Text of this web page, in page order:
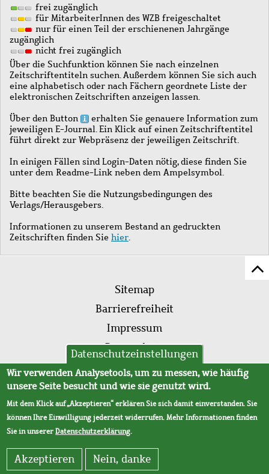
frei zugänglich
für MitarbeiterInnen des WZB freigeschaltet
nur für einen Teil der erschienenen Jahrgänge
zugänglich
nicht frei zugänglich
Über die Suchfunktion können Sie nach einzelnen
Zeitschriftentiteln suchen. Außerdem können Sie sich auch
eine alphabetisch oder nach Fächern geordnete Liste der
elektronischen Zeitschriften anzeigen lassen.
Über den Button
erhalten Sie genauere Information zum
jeweiligen E-Journal. Ein Klick auf einen Zeitschriftentitel
führt direkt zur Webpräsenz der jeweiligen Zeitschrift.
In einigen Fällen sind Login-Daten nötig, diese finden Sie
unter dem Readme-Link neben dem Ampelsymbol.
Bitte beachten Sie die Nutzungsbedingungen des
Verlags/Herausgebers.
Informationen zu unserem Bestand an gedruckten
Zeitschriften finden Sie hier.
Fußleistenmenü
Sitemap
Barrierefreiheit
Impressum
Datenschutz
AVB
Datenschutzeinstellungen
Wir verwenden Analysetools, um zu messen, wie häufig
unsere Seite besucht und wie sie genutzt wird.
Mit dem Klick auf „Akzeptieren“ erklären Sie sich damit einverstanden. Sie
können Ihre Einwilligung jederzeit widerrufen. Mehr Informationen finden
Sie in unsererDatenschutzerklärung.
Akzeptieren Nein, danke